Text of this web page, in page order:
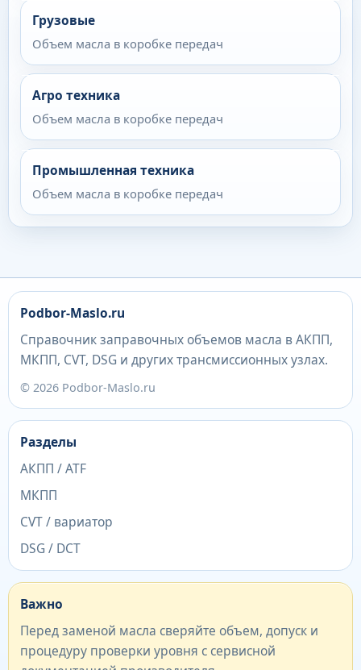
Грузовые
Объем масла в коробке передач
Агро техника
Объем масла в коробке передач
Промышленная техника
Объем масла в коробке передач
Podbor-Maslo.ru
Справочник заправочных объемов масла в АКПП,
МКПП, CVT, DSG и других трансмиссионных узлах.
© 2026 Podbor-Maslo.ru
Разделы
АКПП / ATF
МКПП
CVT / вариатор
DSG / DCT
Важно
Перед заменой масла сверяйте объем, допуск и
процедуру проверки уровня с сервисной